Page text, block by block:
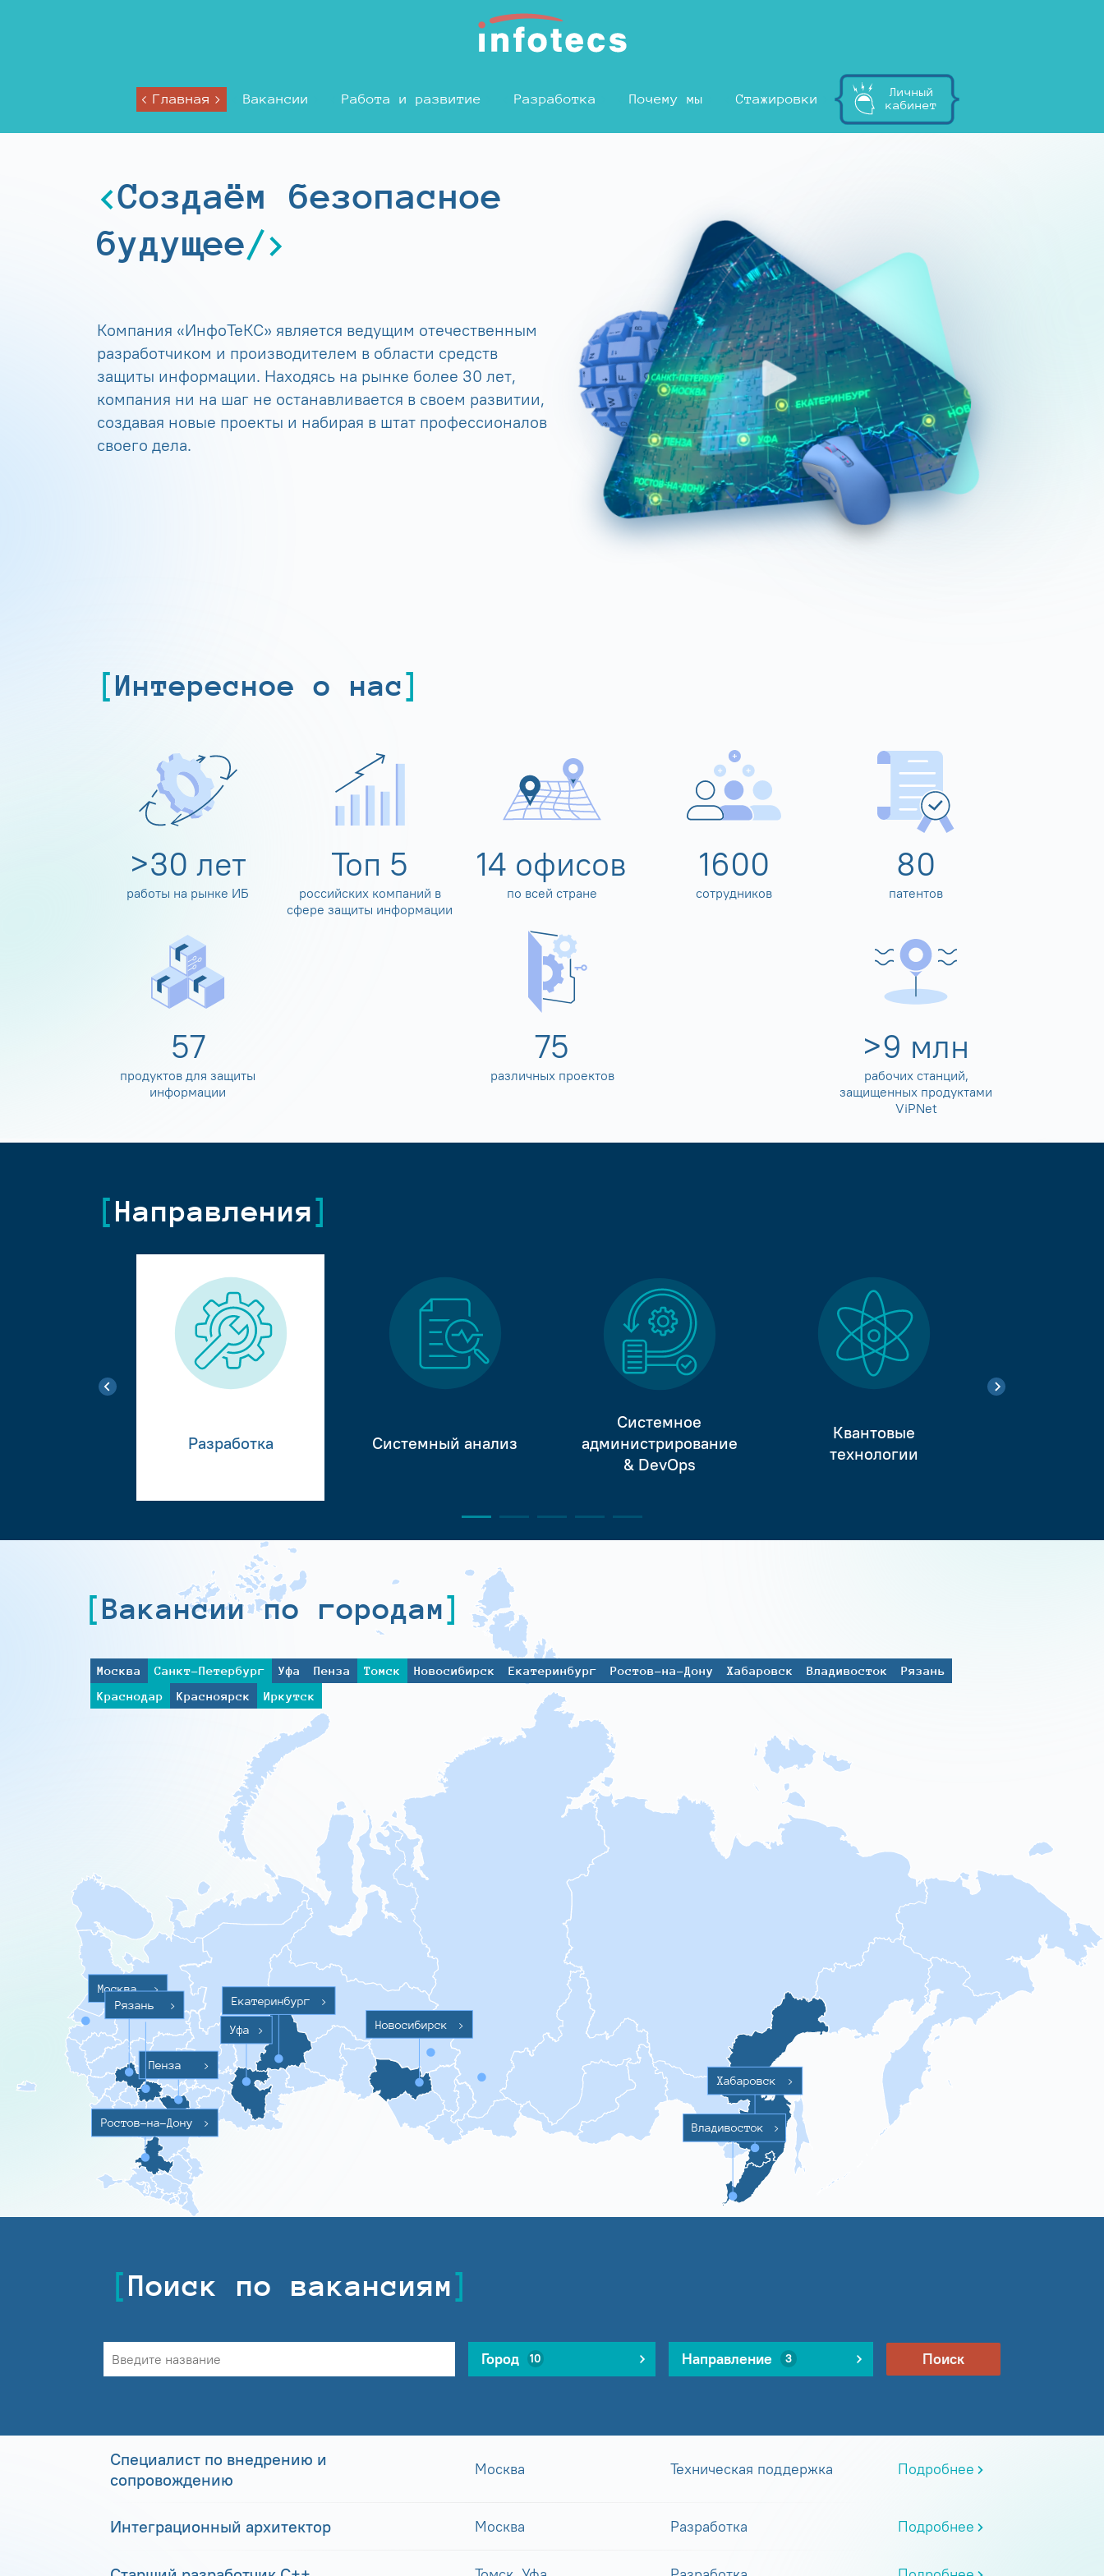
Главная Вакансии Работа и развитие Разработка Почему мы Стажировки
Личный
кабинет
Создаём безопасное
будущее
Компания «ИнфоТеКС» является ведущим отечественным
разработчиком и производителем в области средств
защиты информации. Находясь на рынке более 30 лет,
компания ни на шаг не останавливается в своем развитии,
создавая новые проекты и набирая в штат профессионалов
своего дела.
Интересное о нас
>30 лет
работы на рынке ИБ
Топ 5
российских компаний в
сфере защиты информации
14 офисов
по всей стране
1600
сотрудников
80
патентов
60
продуктов для защиты
информации
80
различных проектов
>10 млн
рабочих станций,
защищенных продуктами
ViPNet
Направления
Разработка Системный анализ
Системное
администрирование
& DevOps
Квантовые
технологии
Вакансии по городам
Москва Санкт-Петербург Уфа Пенза Томск Новосибирск Екатеринбург Ростов-на-Дону Хабаровск Владивосток
Рязань
Краснодар
Красноярск Иркутск
Москва >
Ростов-на-Дону >
Пенза >
Уфа >
Екатеринбург
>
Новосибирск
>
Хабаровск >
Владивосток >
Рязань >
Поиск по вакансиям
Город 10 Направление 3 Поиск
Специалист по внедрению и
сопровождению
Москва Техническая поддержка Подробнее
Интеграционный архитектор Москва Разработка Подробнее